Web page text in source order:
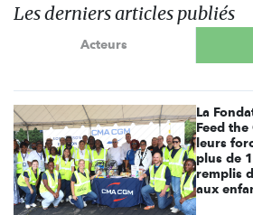
Les derniers articles publiés
Acteurs
La
Feed
leurs
plus de
remplis
aux